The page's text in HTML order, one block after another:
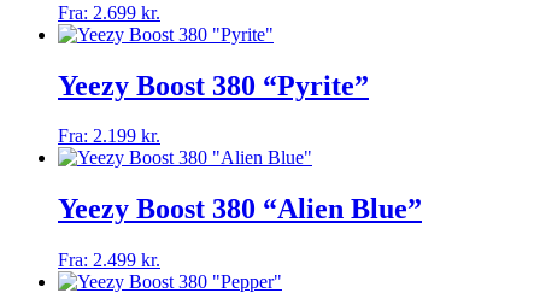
kan
vælges
varesiden
Fra: 2.699 kr.
vare
varianter.
kan
vælges
varesiden
Yeezy Boost 380 “Pyrite”
Fra: 2.199 kr.
vare
flere
varianter.
kan
vælges
Yeezy Boost 380 “Alien Blue”
Fra: 2.499 kr.
vare